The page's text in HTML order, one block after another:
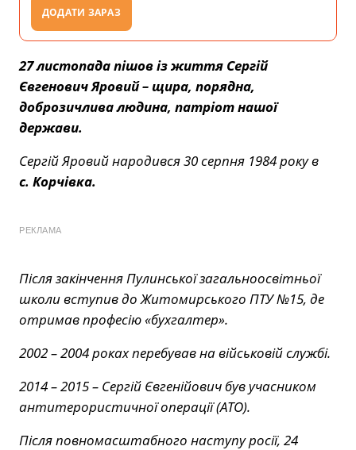
ДОДАТИ ЗАРАЗ
27 листопада пішов із життя Сергій
Євгенович Яровий – щира, порядна,
доброзичлива людина, патріот нашої
держави.
Сергій Яровий народився 30 серпня 1984 року в
с. Корчівка.
РЕКЛАМА
Після закінчення Пулинської загальноосвітньої
школи вступив до Житомирського ПТУ №15, де
отримав професію «бухгалтер».
2002 – 2004 роках перебував на військовій службі.
2014 – 2015 – Сергій Євгенійович був учасником
антитерористичної операції (АТО).
Після повномасштабного наступу росії, 24